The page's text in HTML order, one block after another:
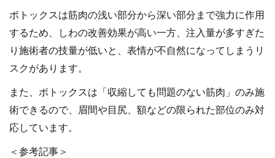
ボトックスは筋肉の浅い部分から深い部分まで強力に作用
するため、しわの改善効果が高い一方、注入量が多すぎた
り施術者の技量が低いと、表情が不自然になってしまうリ
スクがあります。
また、ボトックスは「収縮しても問題のない筋肉」のみ施
術できるので、眉間や目尻、額などの限られた部位のみ対
応しています。
＜参考記事＞